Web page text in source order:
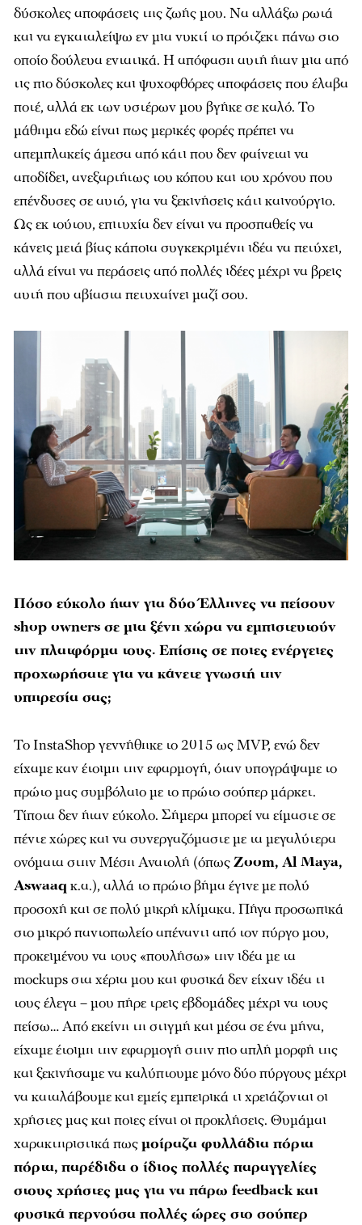
δύσκολες αποφάσεις της ζωής μου. Να αλλάξω ρωτά
και να εγκαταλείψω εν μια νυκτί το πρότζεκτ πάνω στο
οποίο δούλευα εντατικά. Η απόφαση αυτή ήταν μια από
τις πιο δύσκολες και ψυχοφθόρες αποφάσεις που έλαβα
ποτέ, αλλά εκ των υστέρων μου βγήκε σε καλό. Το
μάθημα εδώ είναι πως μερικές φορές πρέπει να
απεμπλακείς άμεσα από κάτι που δεν φαίνεται να
αποδίδει, ανεξαρτήτως του κόπου και του χρόνου που
επένδυσες σε αυτό, για να ξεκινήσεις κάτι καινούργιο.
Ως εκ τούτου, επιτυχία δεν είναι να προσπαθείς να
κάνεις μετά βίας κάποια συγκεκριμένη ιδέα να πετύχει,
αλλά είναι να περάσεις από πολλές ιδέες μέχρι να βρεις
αυτή που αβίαστα πετυχαίνει μαζί σου.
Πόσο εύκολο ήταν για δύο Έλληνες να πείσουν
shop owners σε μια ξένη χώρα να εμπιστευτούν
την πλατφόρμα τους. Eπίσης σε ποιες ενέργειες
προχωρήσατε για να κάνετε γνωστή την
υπηρεσία σας;
Το InstaShop γεννήθηκε το 2015 ως MVP, ενώ δεν
είχαμε καν έτοιμη την εφαρμογή, όταν υπογράψαμε το
πρώτο μας συμβόλαιο με το πρώτο σούπερ μάρκετ.
Τίποτα δεν ήταν εύκολο. Σήμερα μπορεί να είμαστε σε
πέντε χώρες και να συνεργαζόμαστε με τα μεγαλύτερα
ονόματα στην Μέση Ανατολή (όπωςZoom, Al Maya,
Aswaaq κ.α.), αλλά το πρώτο βήμα έγινε με πολύ
προσοχή και σε πολύ μικρή κλίμακα. Πήγα προσωπικά
στο μικρό παντοπωλείο απέναντι από τον πύργο μου,
προκειμένου να τους «πουλήσω» την ιδέα με τα
mockups στα χέρια μου και φυσικά δεν είχαν ιδέα τι
τους έλεγα – μου πήρε τρεις εβδομάδες μέχρι να τους
πείσω… Από εκείνη τη στιγμή και μέσα σε ένα μήνα,
είχαμε έτοιμη την εφαρμογή στην πιο απλή μορφή της
και ξεκινήσαμε να καλύπτουμε μόνο δύο πύργους μέχρι
να καταλάβουμε και εμείς εμπειρικά τι χρειάζονται οι
χρήστες μας και ποιες είναι οι προκλήσεις. Θυμάμαι
χαρακτηριστικά πωςμοίραζα φυλλάδια πόρτα
πόρτα, παρέδιδα ο ίδιος πολλές παραγγελίες
στους χρήστες μας για να πάρω feedback και
φυσικά περνούσα πολλές ώρες στο σούπερ